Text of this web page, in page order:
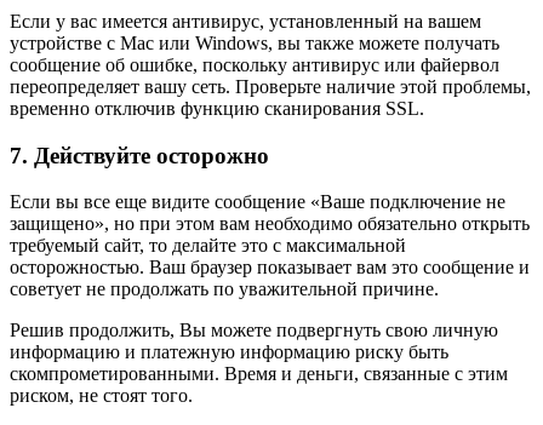
Если у вас имеется антивирус, установленный на вашем
устройстве с Mac или Windows, вы также можете получать
сообщение об ошибке, поскольку антивирус или файервол
переопределяет вашу сеть. Проверьте наличие этой проблемы,
временно отключив функцию сканирования SSL.
7. Действуйте осторожно
Если вы все еще видите сообщение «Ваше подключение не
защищено», но при этом вам необходимо обязательно открыть
требуемый сайт, то делайте это с максимальной
осторожностью. Ваш браузер показывает вам это сообщение и
советует не продолжать по уважительной причине.
Решив продолжить, Вы можете подвергнуть свою личную
информацию и платежную информацию риску быть
скомпрометированными. Время и деньги, связанные с этим
риском, не стоят того.